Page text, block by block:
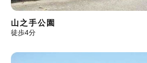
山之手公園
徒歩4分